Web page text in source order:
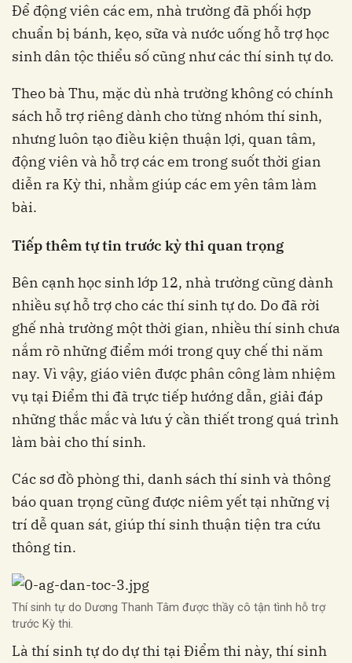
Để động viên các em, nhà trường đã phối hợp
chuẩn bị bánh, kẹo, sữa và nước uống hỗ trợ học
sinh dân tộc thiểu số cũng như các thí sinh tự do.
Theo bà Thu, mặc dù nhà trường không có chính
sách hỗ trợ riêng dành cho từng nhóm thí sinh,
nhưng luôn tạo điều kiện thuận lợi, quan tâm,
động viên và hỗ trợ các em trong suốt thời gian
diễn ra Kỳ thi, nhằm giúp các em yên tâm làm
bài.
Tiếp thêm tự tin trước kỳ thi quan trọng
Bên cạnh học sinh lớp 12, nhà trường cũng dành
nhiều sự hỗ trợ cho các thí sinh tự do. Do đã rời
ghế nhà trường một thời gian, nhiều thí sinh chưa
nắm rõ những điểm mới trong quy chế thi năm
nay. Vì vậy, giáo viên được phân công làm nhiệm
vụ tại Điểm thi đã trực tiếp hướng dẫn, giải đáp
những thắc mắc và lưu ý cần thiết trong quá trình
làm bài cho thí sinh.
Các sơ đồ phòng thi, danh sách thí sinh và thông
báo quan trọng cũng được niêm yết tại những vị
trí dễ quan sát, giúp thí sinh thuận tiện tra cứu
thông tin.
Thí sinh tự do Dương Thanh Tâm được thầy cô tận tình hỗ trợ
trước Kỳ thi.
Là thí sinh tự do dự thi tại Điểm thi này, thí sinh